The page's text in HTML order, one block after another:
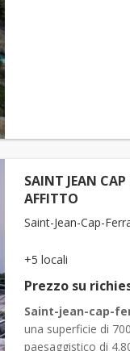
SAINT JEAN
AFFITTO
Saint-Jean-Cap-
+5 locali
Prezzo su
Saint-jean-cap-
una superficie di
paesaggistico di